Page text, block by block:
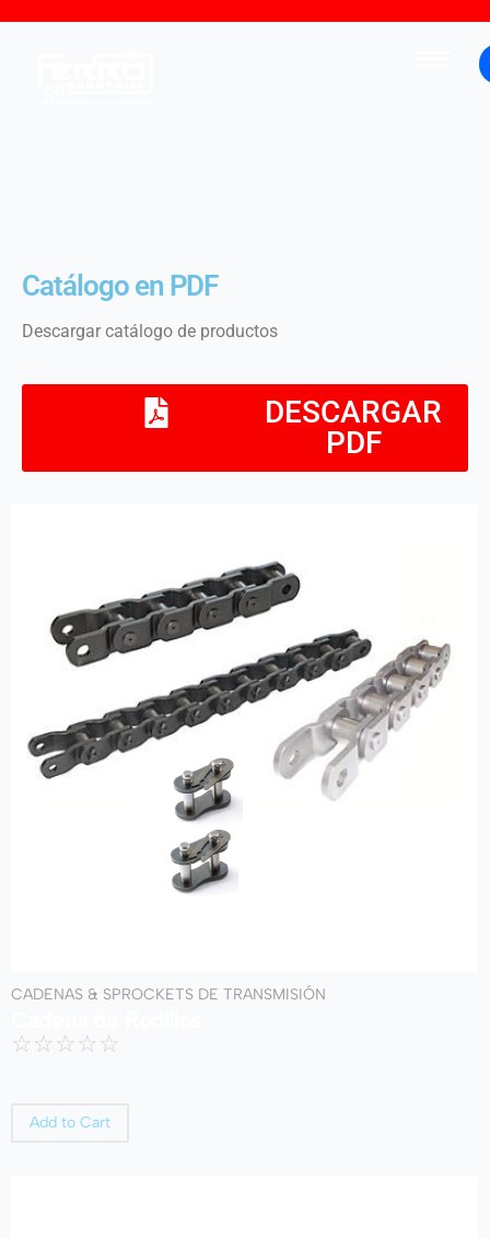
Catálogo en PDF
Descargar catálogo de productos
DESCARGAR
PDF
CADENAS & SPROCKETS DE TRANSMISIÓN
☆☆☆☆☆
Add to Cart